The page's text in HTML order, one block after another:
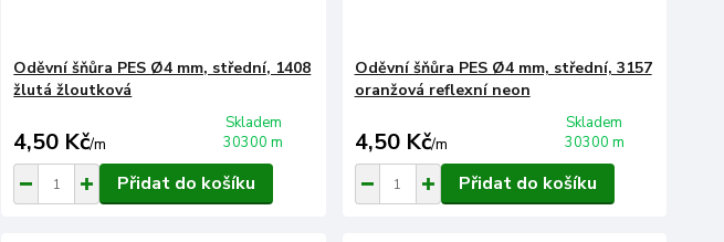
Oděvní šňůra PES Ø4 mm, střední, 1408
žlutá žloutková
4,50 Kč/m
Skladem
30300 m
Přidat do košíku
Oděvní šňůra PES Ø4 mm, střední, 3157
oranžová reflexní neon
4,50 Kč/m
Skladem
30300 m
Přidat do košíku